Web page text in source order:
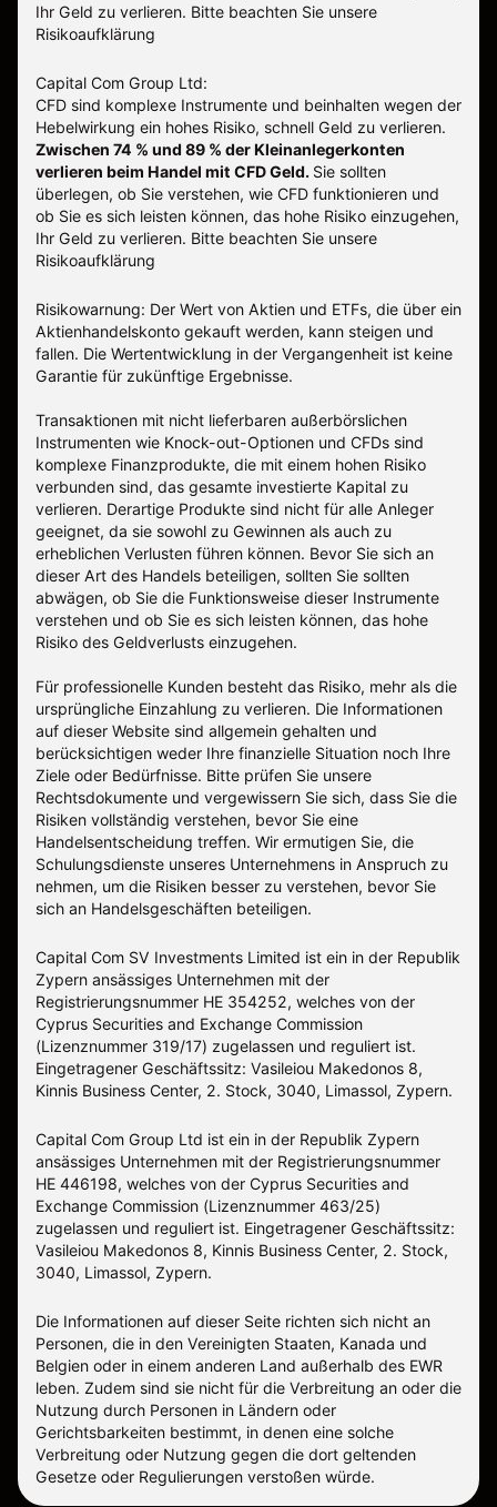
Ihr Geld zu verlieren. Bitte beachten Sie unsere
Risikoaufklärung
Capital Com Group Ltd:
CFD sind komplexe Instrumente und beinhalten wegen der
Hebelwirkung ein hohes Risiko, schnell Geld zu verlieren.
Zwischen 74 % und 89 % der Kleinanlegerkonten
verlieren beim Handel mit CFD Geld. Sie sollten
überlegen, ob Sie verstehen, wie CFD funktionieren und
ob Sie es sich leisten können, das hohe Risiko einzugehen,
Ihr Geld zu verlieren. Bitte beachten Sie unsere
Risikoaufklärung
Risikowarnung: Der Wert von Aktien und ETFs, die über ein
Aktienhandelskonto gekauft werden, kann steigen und
fallen. Die Wertentwicklung in der Vergangenheit ist keine
Garantie für zukünftige Ergebnisse.
Transaktionen mit nicht lieferbaren außerbörslichen
Instrumenten wie Knock-out-Optionen und CFDs sind
komplexe Finanzprodukte, die mit einem hohen Risiko
verbunden sind, das gesamte investierte Kapital zu
verlieren. Derartige Produkte sind nicht für alle Anleger
geeignet, da sie sowohl zu Gewinnen als auch zu
erheblichen Verlusten führen können. Bevor Sie sich an
dieser Art des Handels beteiligen, sollten Sie sollten
abwägen, ob Sie die Funktionsweise dieser Instrumente
verstehen und ob Sie es sich leisten können, das hohe
Risiko des Geldverlusts einzugehen.
Für professionelle Kunden besteht das Risiko, mehr als die
ursprüngliche Einzahlung zu verlieren. Die Informationen
auf dieser Website sind allgemein gehalten und
berücksichtigen weder Ihre finanzielle Situation noch Ihre
Ziele oder Bedürfnisse. Bitte prüfen Sie unsere
Rechtsdokumente und vergewissern Sie sich, dass Sie die
Risiken vollständig verstehen, bevor Sie eine
Handelsentscheidung treffen. Wir ermutigen Sie, die
Schulungsdienste unseres Unternehmens in Anspruch zu
nehmen, um die Risiken besser zu verstehen, bevor Sie
sich an Handelsgeschäften beteiligen.
Capital Com SV Investments Limited ist ein in der Republik
Zypern ansässiges Unternehmen mit der
Registrierungsnummer HE 354252, welches von der
Cyprus Securities and Exchange Commission
(Lizenznummer 319/17) zugelassen und reguliert ist.
Eingetragener Geschäftssitz: Vasileiou Makedonos 8,
Kinnis Business Center, 2. Stock, 3040, Limassol, Zypern.
Capital Com Group Ltd ist ein in der Republik Zypern
ansässiges Unternehmen mit der Registrierungsnummer
ΗΕ 446198, welches von der Cyprus Securities and
Exchange Commission (Lizenznummer 463/25)
zugelassen und reguliert ist. Eingetragener Geschäftssitz:
Vasileiou Makedonos 8, Kinnis Business Center, 2. Stock,
3040, Limassol, Zypern.
Die Informationen auf dieser Seite richten sich nicht an
Personen, die in den Vereinigten Staaten, Kanada und
Belgien oder in einem anderen Land außerhalb des EWR
leben. Zudem sind sie nicht für die Verbreitung an oder die
Nutzung durch Personen in Ländern oder
Gerichtsbarkeiten bestimmt, in denen eine solche
Verbreitung oder Nutzung gegen die dort geltenden
Gesetze oder Regulierungen verstoßen würde.